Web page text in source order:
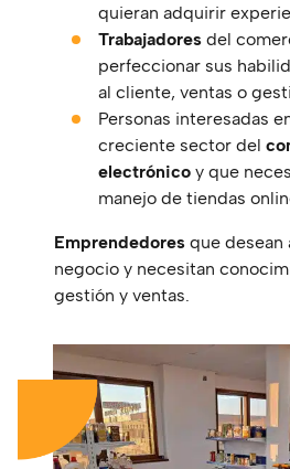
quieran adquirir
Trabajadores del
perfeccionar sus
al cliente, ventas o
Personas interesadas
creciente sector del
electrónico y que
manejo de tiendas
Emprendedores que
negocio y necesitan
gestión y ventas.